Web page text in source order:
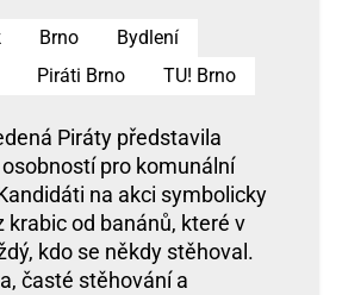
Brno
Bydlení
Piráti Brno TU! Brno
Piráty představila
pro komunální
na akci symbolicky
krabic od banánů, které v
kdo se někdy stěhoval.
časté stěhování a